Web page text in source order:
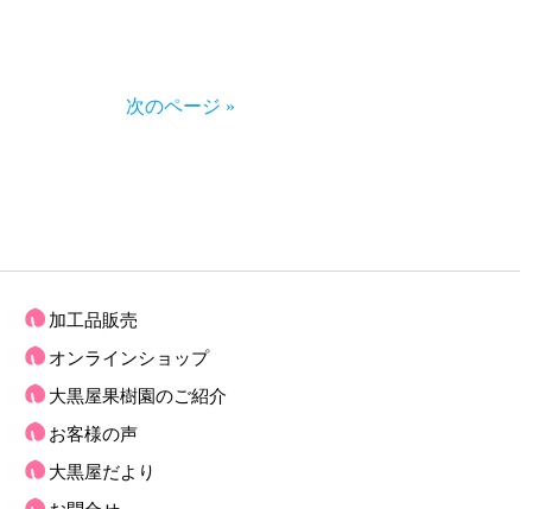
次のページ »
加工品販売
オンラインショップ
大黒屋果樹園のご紹介
お客様の声
大黒屋だより